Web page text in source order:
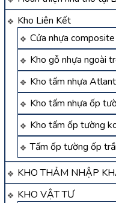
Kho Liên Kết
Cửa nhựa
Kho gỗ nhựa ngoài
Kho tấm nhựa
Kho tấm nhựa ốp
Kho tấm ốp tường
Tấm ốp tường ốp
KHO THẢM NHẬP
KHO VẬT TƯ